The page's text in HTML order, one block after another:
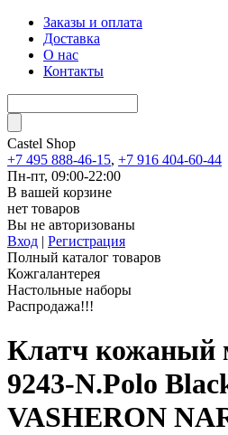
Заказы и оплата
Доставка
О нас
Контакты
Castel Shop
+7 495 888-46-15, +7 916 404-60-44
Пн-пт, 09:00-22:00
В вашей корзине
нет товаров
Вы не авторизованы
Вход | Регистрация
Полный каталог товаров
Кожгалантерея
Настольные наборы
Распродажа!!!
Клатч кожаный
9243-N.Polo
VASHERON